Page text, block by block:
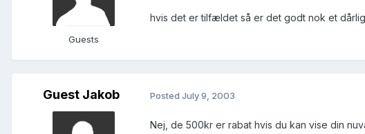
Guests
hvis det er tilfældet så er det godt nok et
Guest Jakob Posted July 9, 2003
Nej, de 500kr er rabat hvis du kan vise din